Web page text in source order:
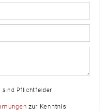
Pflichtfelder.
zur Kenntnis